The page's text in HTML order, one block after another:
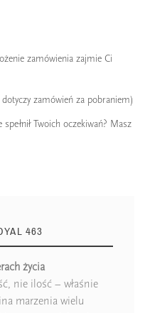
zamówienia zajmie Ci
zamówień za pobraniem)
Twoich oczekiwań? Masz
463
życia
nie ilość – właśnie
marzenia wielu